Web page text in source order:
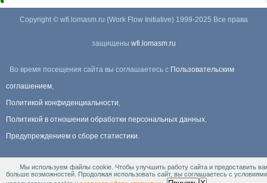
Copyright © wfi.lomasm.ru (Work Flow Initiative) 1999-2025 Все права
защищены wfi.lomasm.ru
Во время посещения сайта вы соглашаетесь с Пользовательским
соглашением,
Политикой конфиденциальности,
Политикой в отношении обработки персональных данных,
Предупреждением о сборе статистики.
Информация Для правообладателей.
Мы используем файлы cookie. Чтобы улучшить работу сайта и предоставить
больше возможностей. Продолжая использовать сайт, вы соглашаетесь с условиями